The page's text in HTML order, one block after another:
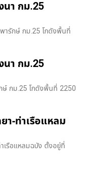
นา กม.25
พารักษ์ กม.25 โกดังพื้นที่
นา กม.25
ษ์ กม.25 โกดังพื้นที่ 2250
า-ท่าเรือแหลม
เรือแหลมฉบัง ตั้งอยู่ที่